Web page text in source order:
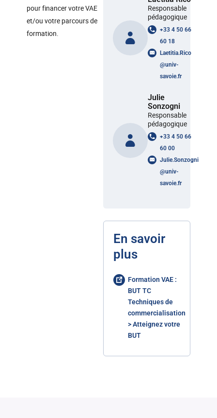
pour financer votre VAE
et/ou votre parcours de
formation.
Responsable
pédagogique
+33 4 50 66
60 18
Laetitia.Rico
@univ-
savoie.fr
Julie
Sonzogni
Responsable
pédagogique
+33 4 50 66
60 00
Julie.Sonzogni
@univ-
savoie.fr
En savoir
plus
Formation VAE :
BUT TC
Techniques de
commercialisation
> Atteignez votre
BUT